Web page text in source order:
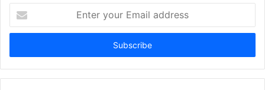
t
r
y